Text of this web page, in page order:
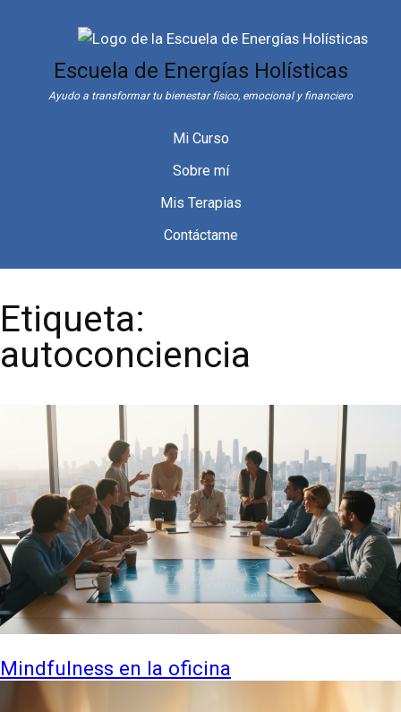
Escuela de Energías Holísticas
Ayudo a transformar tu bienestar físico, emocional y financiero
Mi Curso
Sobre mí
Mis Terapias
Contáctame
Etiqueta:
autoconciencia
Mindfulness en la oficina